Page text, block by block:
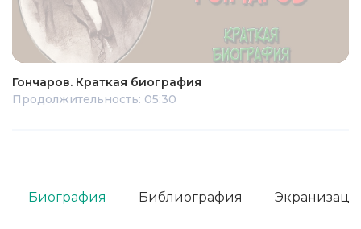
Гончаров. Краткая биография
Продолжительность: 05:30
Биография Библиография